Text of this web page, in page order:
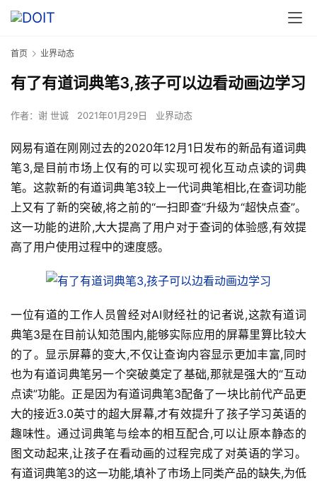
首页 业界动态
有了有道词典笔3,孩子可以边看动画边学习
作者： 谢 世诚 2021年01月29日 业界动态
网易有道在刚刚过去的2020年12月1日发布的新品有道词典
笔3,是目前市场上仅有的可以实现可视化互动点读的词典
笔。这款新的有道词典笔3较上一代词典笔相比,在查词功能
上又有了新的突破,将之前的“一扫即查”升级为“超快点查”。
这一功能的进阶,大大提高了用户对于查词的体验感,有效提
高了用户使用过程中的速度感。
一位有道的工作人员曾经对AI财经社的记者说,这款有道词
典笔3是在目前认知范围内,能够实际应用的屏幕里算比较大
的了。显示屏幕的变大,不仅让查询内容显示更加丰富,同时
也为有道词典笔另一个突破奠定了基础,那就是强大的“互动
点读”功能。正是因为有道词典笔3配备了一块比前代产品更
大的接近3.0英寸的超大屏幕,才有效提升了孩子学习英语的
趣味性。通过词典笔与绘本的相互配合,可以让原本静态的
图文动起来,让孩子在看动画的过程完成了对英语的学习。
有道词典笔3的这一功能,填补了市场上同类产品的缺失,为低